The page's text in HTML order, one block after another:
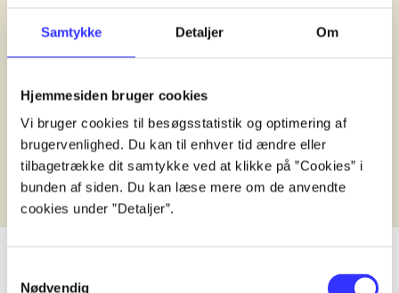
Samtykke Detaljer Om
Hjemmesiden bruger cookies
Vi bruger cookies til besøgsstatistik og optimering af
brugervenlighed. Du kan til enhver tid ændre eller
tilbagetrække dit samtykke ved at klikke på ”Cookies” i
bunden af siden. Du kan læse mere om de anvendte
cookies under ”Detaljer”.
Nødvendig
lorem ipsum dolor sit amet ...
lorem ipsum dolor sit amet ...
Anmeldt i title1
d. 1. januar 2024
Anmeldt i
d. 1. januar